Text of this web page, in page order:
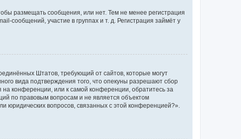
размещать сообщения, или нет. Тем не менее регистрация
сообщений, участие в группах и т. д. Регистрация займёт у
Штатов, требующий от сайтов, которые могут
вида подтверждения того, что опекуны разрешают сбор
конференции, или к самой конференции, обратитесь за
по правовым вопросам и не является объектом
юридических вопросов, связанных с этой конференцией?».